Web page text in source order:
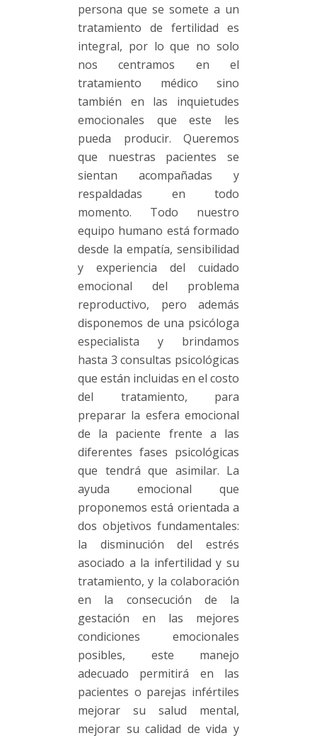
persona que se somete a un
tratamiento de fertilidad es
integral, por lo que no solo
nos centramos en el
tratamiento médico sino
también en las inquietudes
emocionales que este les
pueda producir. Queremos
que nuestras pacientes se
sientan acompañadas y
respaldadas en todo
momento. Todo nuestro
equipo humano está formado
desde la empatía, sensibilidad
y experiencia del cuidado
emocional del problema
reproductivo, pero además
disponemos de una psicóloga
especialista y brindamos
hasta 3 consultas psicológicas
que están incluidas en el costo
del tratamiento, para
preparar la esfera emocional
de la paciente frente a las
diferentes fases psicológicas
que tendrá que asimilar. La
ayuda emocional que
proponemos está orientada a
dos objetivos fundamentales:
la disminución del estrés
asociado a la infertilidad y su
tratamiento, y la colaboración
en la consecución de la
gestación en las mejores
condiciones emocionales
posibles, este manejo
adecuado permitirá en las
pacientes o parejas infértiles
mejorar su salud mental,
mejorar su calidad de vida y